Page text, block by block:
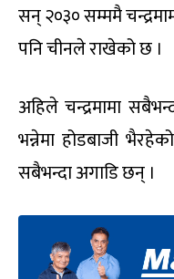
सन् २०३० सम्ममै
पनि चीनले राखेको छ ।
अहिले चन्द्रमामा
भन्नेमा होडबाजी
सबैभन्दा अगाडि छन् ।